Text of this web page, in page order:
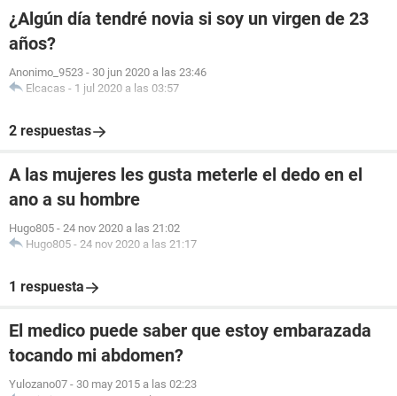
¿Algún día tendré novia si soy un virgen de 23
años?
Anonimo_9523 - 30 jun 2020 a las 23:46
Elcacas - 1 jul 2020 a las 03:57
2 respuestas
A las mujeres les gusta meterle el dedo en el
ano a su hombre
Hugo805 - 24 nov 2020 a las 21:02
Hugo805 - 24 nov 2020 a las 21:17
1 respuesta
El medico puede saber que estoy embarazada
tocando mi abdomen?
Yulozano07 - 30 may 2015 a las 02:23